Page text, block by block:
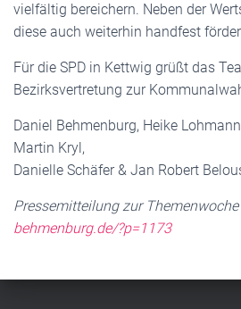
vielfältig bereichern. Neben der
diese auch weiterhin handfest
Für die SPD in Kettwig grüßt das
Bezirksvertretung zur
Daniel Behmenburg, Heike
Martin Kryl,
Danielle Schäfer & Jan Robert
Pressemitteilung zur Themenwoche
behmenburg.de/?p=1173